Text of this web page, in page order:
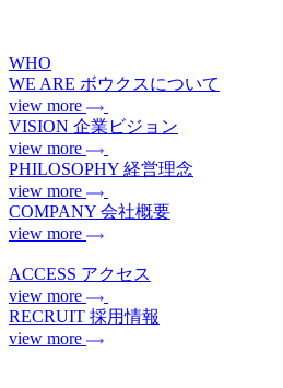
WHO
WE ARE ボウクスについて
view more
VISION 企業ビジョン
view more
PHILOSOPHY 経営理念
view more
COMPANY 会社概要
view more
ACCESS アクセス
view more
RECRUIT 採用情報
view more